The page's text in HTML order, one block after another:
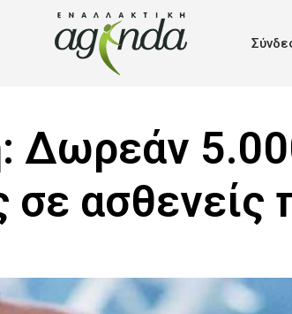
Δωρεάν
σε ασθενείς